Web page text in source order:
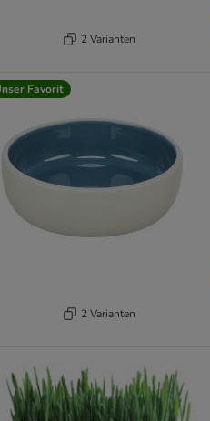
2 Varianten
Favorit
2 Varianten